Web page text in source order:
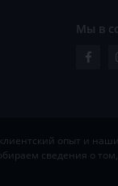
Мы в
опыт и наши
сведения о